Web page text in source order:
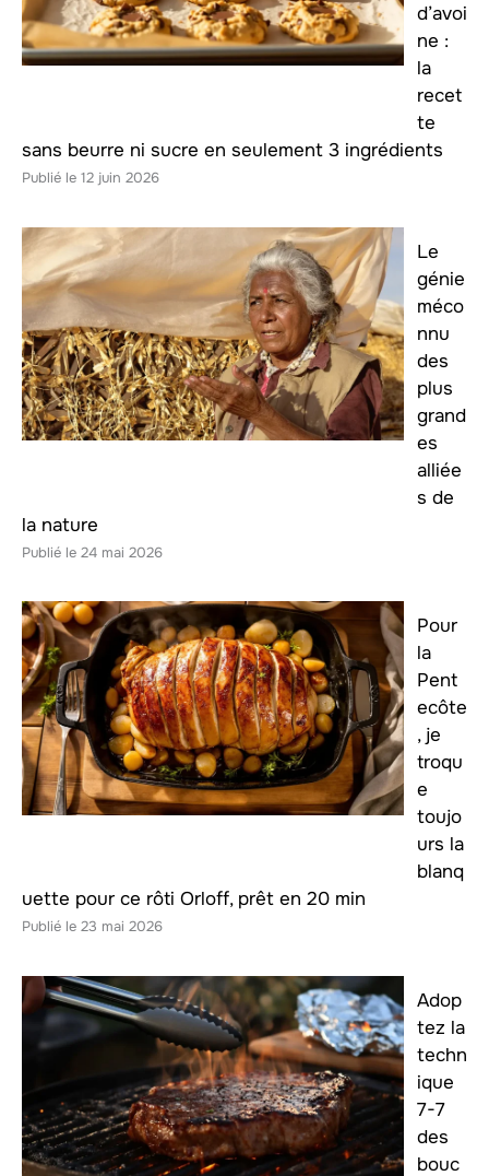
d’avoi
ne :
la
recet
te
sans beurre ni sucre en seulement 3 ingrédients
12 juin 2026
Le
génie
méco
nnu
des
plus
grand
es
alliée
s de
la nature
24 mai 2026
Pour
la
Pent
ecôte
, je
troqu
e
toujo
urs la
blanq
uette pour ce rôti Orloff, prêt en 20 min
23 mai 2026
Adop
tez la
techn
ique
7-7
des
bouc